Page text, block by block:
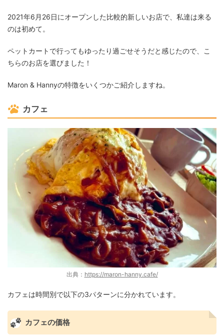
2021年6月26日にオープンした比較的新しいお店で、私達は来る
のは初めて。
ペットカートで行ってもゆったり過ごせそうだと感じたので、こ
ちらのお店を選びました！
Maron & Hannyの特徴をいくつかご紹介しますね。
カフェ
出典： https://maron-hanny.cafe/
カフェは時間別で以下の3パターンに分かれています。
カフェの価格